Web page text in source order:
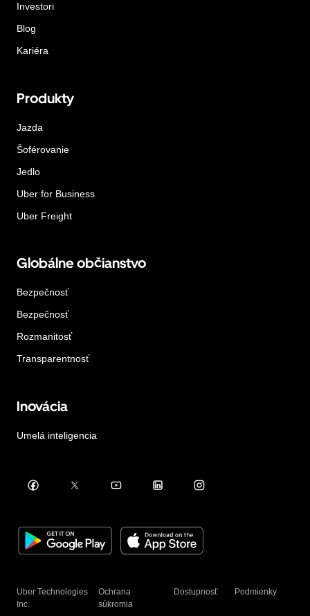
Investori
Blog
Kariéra
Produkty
Jazda
Šoférovanie
Jedlo
Uber for Business
Uber Freight
Globálne občianstvo
Bezpečnosť
Bezpečnosť
Rozmanitosť
Transparentnosť
Inovácia
Umelá inteligencia
Uber Technologies
Inc.
Ochrana
súkromia
Dostupnosť Podmienky